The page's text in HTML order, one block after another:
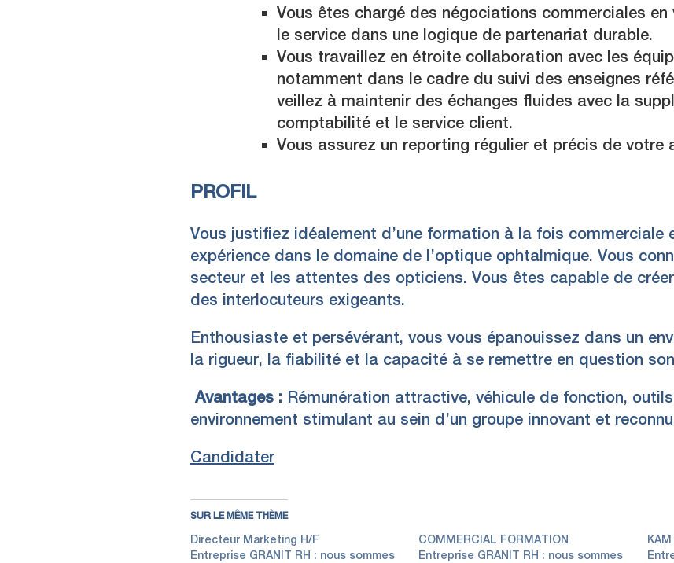
Vous êtes chargé des négociations commerciales en
le service dans une logique de partenariat durable.
Vous travaillez en étroite collaboration avec les
notamment dans le cadre du suivi des enseignes
veillez à maintenir des échanges fluides avec la
comptabilité et le service client.
Vous assurez un reporting régulier et précis de votre
PROFIL
Vous justifiez idéalement d’une formation à la fois commerciale
expérience dans le domaine de l’optique ophtalmique. Vous
secteur et les attentes des opticiens. Vous êtes capable de
des interlocuteurs exigeants.
Enthousiaste et persévérant, vous vous épanouissez dans un
la rigueur, la fiabilité et la capacité à se remettre en question
Avantages : Rémunération attractive, véhicule de fonction,
environnement stimulant au sein d’un groupe innovant et
Candidater
SUR LE MÊME THÈME
Directeur Marketing H/F
Entreprise GRANIT RH : nous sommes
COMMERCIAL FORMATION
Entreprise GRANIT RH : nous sommes